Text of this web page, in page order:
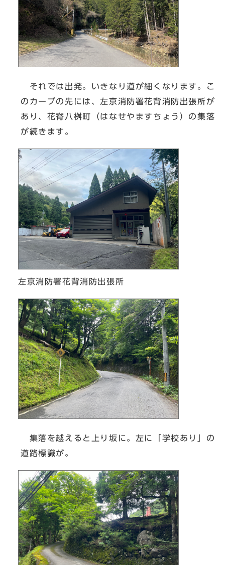
それでは出発。いきなり道が細くなります。こ
のカーブの先には、左京消防署花背消防出張所が
あり、花脊八桝町（はなせやますちょう）の集落
が続きます。
左京消防署花背消防出張所
集落を越えると上り坂に。左に「学校あり」の
道路標識が。